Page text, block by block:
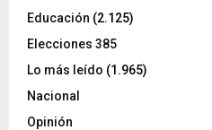
Educación (2.125)
Elecciones 385
Lo más leído (1.965)
Nacional
Opinión